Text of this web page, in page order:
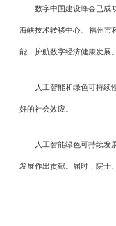
数字中国建设峰会已成功
海峡技术转移中心、福州市
能，护航数字经济健康发展。
人工智能和绿色可持续性
好的社会效应。
人工智能绿色可持续发展
发展作出贡献。届时，院士